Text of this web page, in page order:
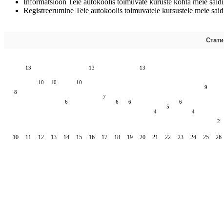
Informatsioon Teie autokoolis toimuvate kuruste kohta meie
Registreerumine Teie autokoolis toimuvatele kursustele meie
8
10
13
11
10
12
10
13
6
14
10
15
13
16
7
17
6
18
6
19
13
20
4
21
5
22
6
23
4
24
9
25
2
26